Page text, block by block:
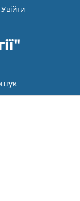
Увійти